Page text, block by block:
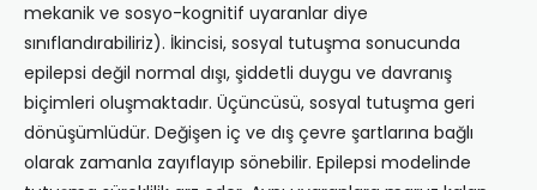
mekanik ve sosyo-kognitif uyaranlar diye
sınıflandırabiliriz). İkincisi, sosyal tutuşma sonucunda
epilepsi değil normal dışı, şiddetli duygu ve davranış
biçimleri oluşmaktadır. Üçüncüsü, sosyal tutuşma geri
dönüşümlüdür. Değişen iç ve dış çevre şartlarına bağlı
olarak zamanla zayıflayıp sönebilir. Epilepsi modelinde